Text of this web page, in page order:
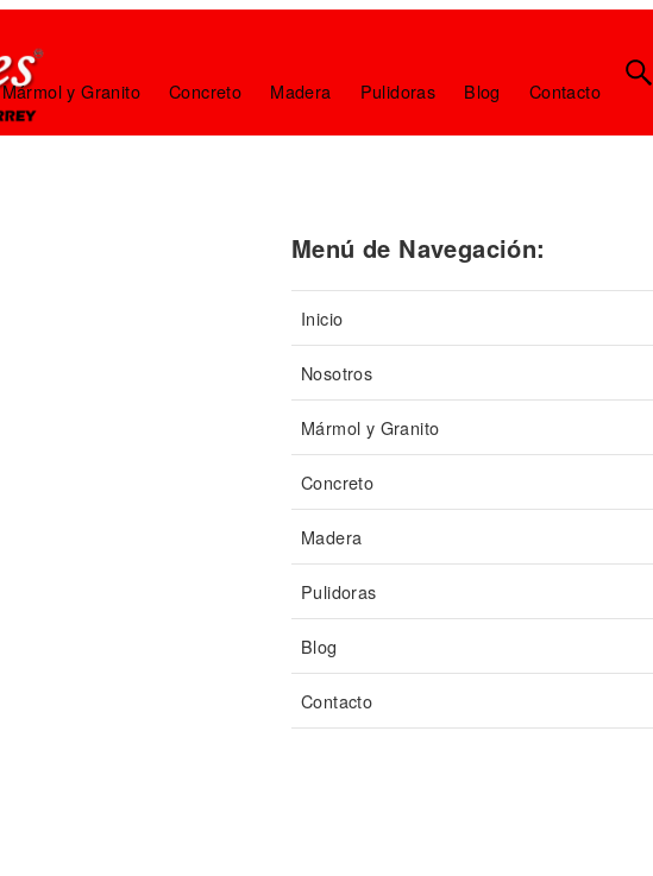
Mármol y Granito Concreto Madera Pulidoras Blog Contacto
Menú de Navegación:
Inicio
Nosotros
Mármol y Granito
Concreto
Madera
Pulidoras
Blog
Contacto